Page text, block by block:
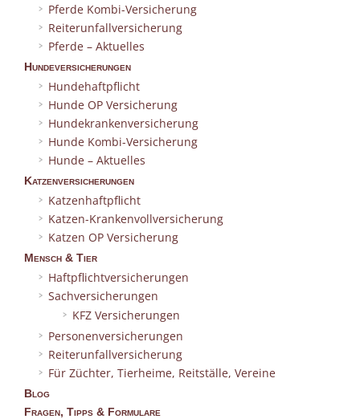
Pferde Kombi-Versicherung
Reiterunfallversicherung
Pferde – Aktuelles
Hundeversicherungen
Hundehaftpflicht
Hunde OP Versicherung
Hundekrankenversicherung
Hunde Kombi-Versicherung
Hunde – Aktuelles
Katzenversicherungen
Katzenhaftpflicht
Katzen-Krankenvollversicherung
Katzen OP Versicherung
Mensch & Tier
Haftpflichtversicherungen
Sachversicherungen
KFZ Versicherungen
Personenversicherungen
Reiterunfallversicherung
Für Züchter, Tierheime, Reitställe, Vereine
Blog
Fragen, Tipps & Formulare